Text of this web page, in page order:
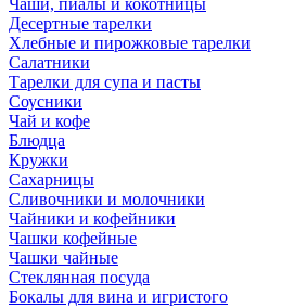
Чаши, пиалы и кокотницы
Десертные тарелки
Хлебные и пирожковые тарелки
Салатники
Тарелки для супа и пасты
Соусники
Чай и кофе
Блюдца
Кружки
Сахарницы
Сливочники и молочники
Чайники и кофейники
Чашки кофейные
Чашки чайные
Стеклянная посуда
Бокалы для вина и игристого